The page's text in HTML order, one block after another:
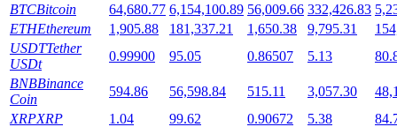
การล็อค BTR
BTCBitcoin 64,680.77 6,154,100.89 56,009.66 332,426.83
ETHEthereum 1,905.88 181,337.21 1,650.38 9,795.31
USDTTether
USDt
0.99900 95.05 0.86507 5.13
BNBBinance
Coin
594.86 56,598.84 515.11 3,057.30
XRPXRP 1.04 99.62 0.90672 5.38